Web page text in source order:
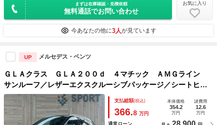
まずは在庫確認・見積依頼
無料通話でお問い合わせ
お気に入り
今あなたの他に3人が見ています
UP メルセデス・ベンツ
ＧＬＡクラス ＧＬＡ２００ｄ ４マチック ＡＭＧライン
サンルーフ／レザーエクスクルーシブパッケージ／シートヒー
ター／パワーシート／パワーバックドア／全方位カメラ／フル
セグＴＶ／アダプティブクルーズコントロール／ブラインドス
ポットモニター／ＥＴＣ車載器
支払総額(税込)
366.8 万円
本体価格
354.2
万円
諸費用
12.6
万円